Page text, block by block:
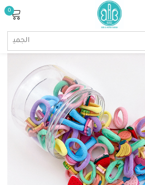
0
تسجيل الدخول
كلمة مرور مفقودة؟
تسجيل الدخول
إنشاء حساب